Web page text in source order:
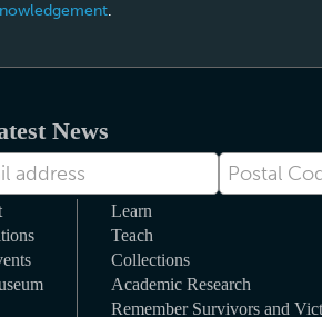
.
News
Postal
Code
Learn
Teach
Collections
Academic Research
Remember Survivors and